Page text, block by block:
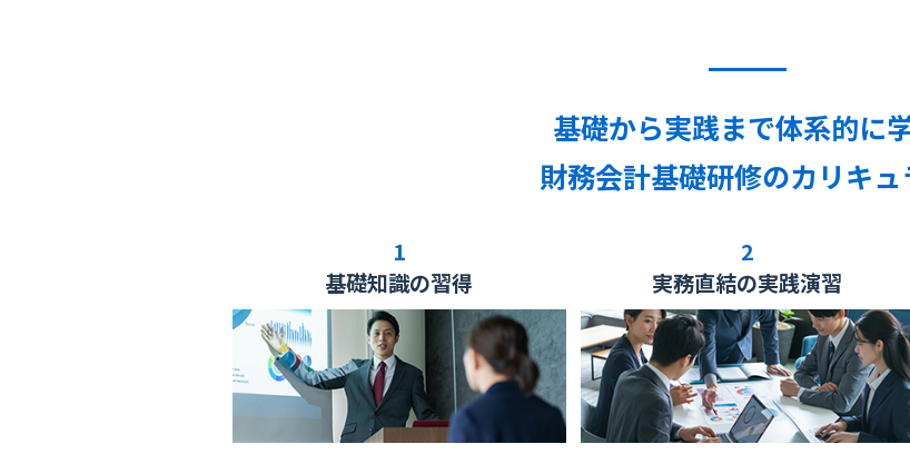
基礎から実践まで体系的に
財務会計基礎研修のカリキュ
1
基礎知識の習得
2
実務直結の実践演習